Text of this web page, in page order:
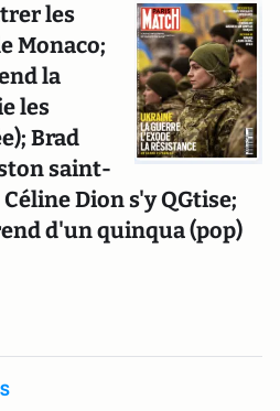
les
Monaco;
la
les
Brad
saint-
Dion s'y QGtise;
d'un quinqua (pop)